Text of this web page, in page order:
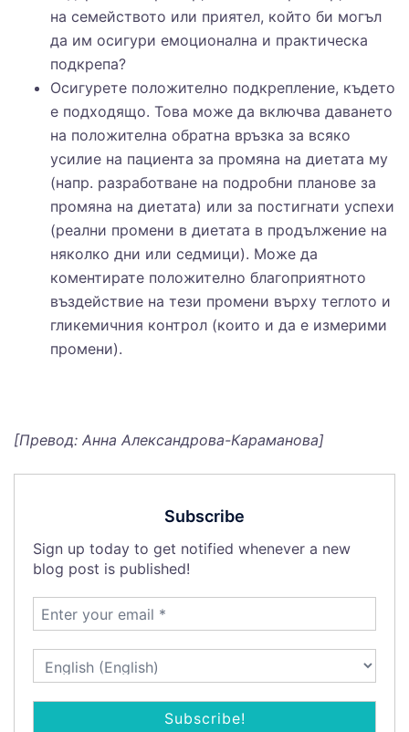
на семейството или приятел, който би могъл
да им осигури емоционална и практическа
подкрепа?
Осигурете положително подкрепление, където
е подходящо. Това може да включва даването
на положителна обратна връзка за всяко
усилие на пациента за промяна на диетата му
(напр. разработване на подробни планове за
промяна на диетата) или за постигнати успехи
(реални промени в диетата в продължение на
няколко дни или седмици). Може да
коментирате положително благоприятното
въздействие на тези промени върху теглото и
гликемичния контрол (които и да е измерими
промени).
[Превод: Анна Александрова-Караманова]
Subscribe
Sign up today to get notified whenever a new
blog post is published!